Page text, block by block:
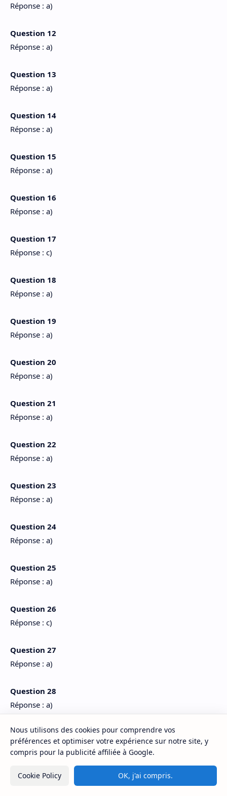
Réponse : a)
Question 12
Réponse : a)
Question 13
Réponse : a)
Question 14
Réponse : a)
Question 15
Réponse : a)
Question 16
Réponse : a)
Question 17
Réponse : c)
Question 18
Réponse : a)
Question 19
Réponse : a)
Question 20
Réponse : a)
Question 21
Réponse : a)
Question 22
Réponse : a)
Question 23
Réponse : a)
Question 24
Réponse : a)
Question 25
Réponse : a)
Question 26
Réponse : c)
Question 27
Réponse : a)
Question 28
Réponse : a)
Question 29
Réponse : a)
Question 30
Nous utilisons des cookies pour comprendre vos
préférences et optimiser votre expérience sur notre site, y
compris pour la publicité affiliée à Google.
Cookie Policy OK, j'ai compris.